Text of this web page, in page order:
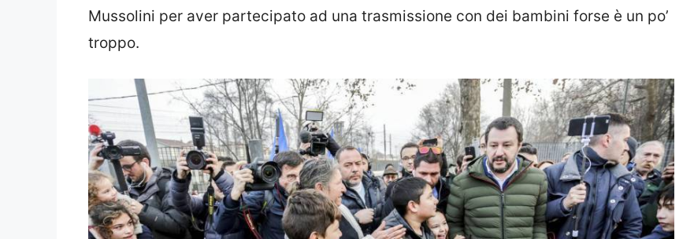
Mussolini per aver partecipato ad una trasmissione con dei bambini forse è un po’
troppo.